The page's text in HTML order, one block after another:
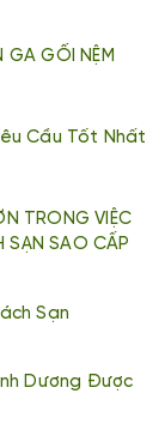
GA GỐI NỆM
Cầu Tốt Nhất
TRONG VIỆC
SẠN SAO CẤP
Sạn
Dương Được